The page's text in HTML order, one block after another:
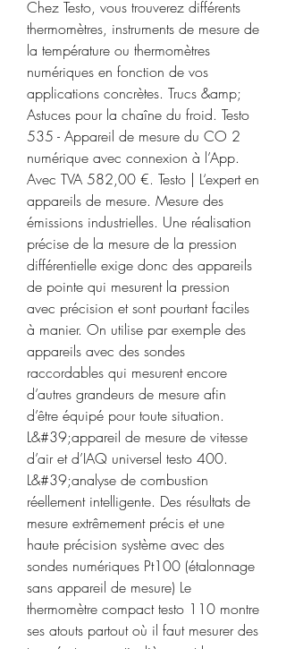
Chez Testo, vous trouverez différents
thermomètres, instruments de mesure de
la température ou thermomètres
numériques en fonction de vos
applications concrètes. Trucs &amp;
Astuces pour la chaîne du froid. Testo
535 - Appareil de mesure du CO 2
numérique avec connexion à l’App.
Avec TVA 582,00 €. Testo | L‘expert en
appareils de mesure. Mesure des
émissions industrielles. Une réalisation
précise de la mesure de la pression
différentielle exige donc des appareils
de pointe qui mesurent la pression
avec précision et sont pourtant faciles
à manier. On utilise par exemple des
appareils avec des sondes
raccordables qui mesurent encore
d’autres grandeurs de mesure afin
d’être équipé pour toute situation.
L&#39;appareil de mesure de vitesse
d’air et d’IAQ universel testo 400.
L&#39;analyse de combustion
réellement intelligente. Des résultats de
mesure extrêmement précis et une
haute précision système avec des
sondes numériques Pt100 (étalonnage
sans appareil de mesure) Le
thermomètre compact testo 110 montre
ses atouts partout où il faut mesurer des